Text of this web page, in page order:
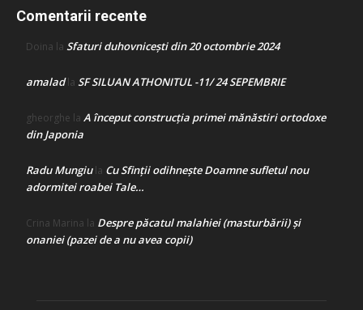
Comentarii recente
Doina la Sfaturi duhovnicești din 20 octombrie 2024
amaladla SF SILUAN ATHONITUL -11/ 24 SEPEMBRIE
gheorghe la A început construcţia primei mănăstiri ortodoxe
din Japonia
Radu Mungiula Cu Sfinții odihnește Doamne sufletul nou
adormitei roabei Tale…
Crina Marina la Despre păcatul malahiei (masturbării) şi
onaniei (pazei de a nu avea copii)